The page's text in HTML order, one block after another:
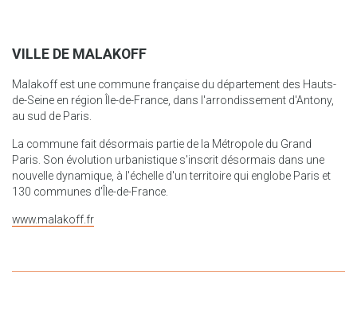
VILLE DE MALAKOFF
Malakoff est une commune française du département des Hauts-
de-Seine en région Île-de-France, dans l'arrondissement d'Antony,
au sud de Paris.
La commune fait désormais partie de la Métropole du Grand
Paris. Son évolution urbanistique s'inscrit désormais dans une
nouvelle dynamique, à l'échelle d'un territoire qui englobe Paris et
130 communes d'Île-de-France.
www.malakoff.fr